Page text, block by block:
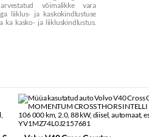
võimalikke vara
liiklus- ja kaskokindlustuse
ka kasko- ja liikluskindlustus.